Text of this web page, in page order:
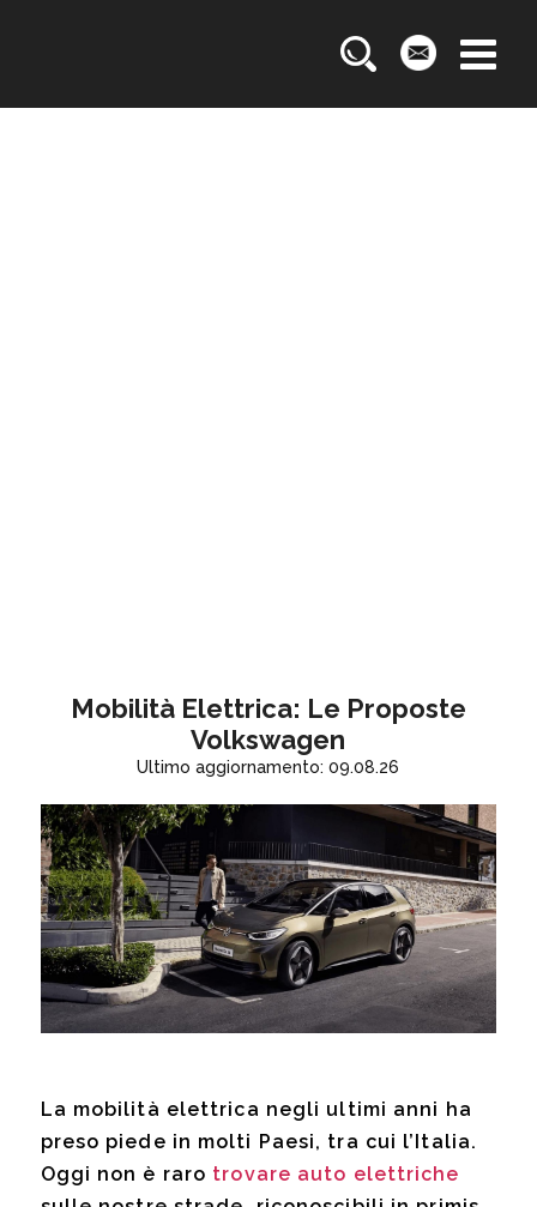
Mobilità Elettrica: Le Proposte
Volkswagen
Ultimo aggiornamento: 09.08.26
La mobilità elettrica negli ultimi anni ha
preso piede in molti Paesi, tra cui l’Italia.
Oggi non è raro trovare auto elettriche